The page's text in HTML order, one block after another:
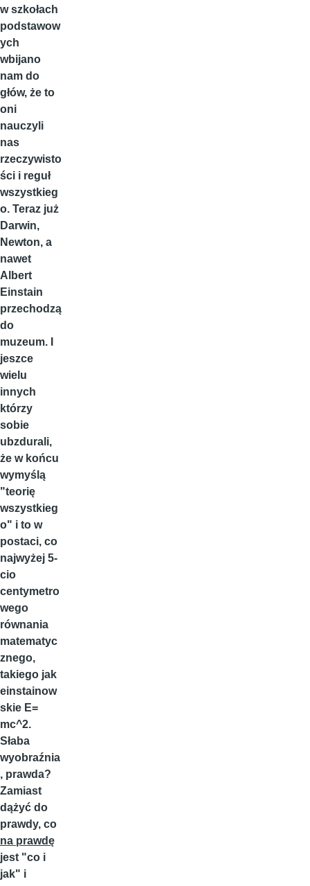
w szkołach
podstawow
ych
wbijano
nam do
głów, że to
oni
nauczyli
nas
rzeczywisto
ści i reguł
wszystkieg
o. Teraz już
Darwin,
Newton, a
nawet
Albert
Einstain
przechodzą
do
muzeum. I
jeszce
wielu
innych
którzy
sobie
ubzdurali,
że w końcu
wymyślą
"teorię
wszystkieg
o" i to w
postaci, co
najwyżej 5-
cio
centymetro
wego
równania
matematyc
znego,
takiego jak
einstainow
skie E=
mc^2.
Słaba
wyobraźnia
, prawda?
Zamiast
dążyć do
prawdy, co
na prawdę
jest "co i
jak" i